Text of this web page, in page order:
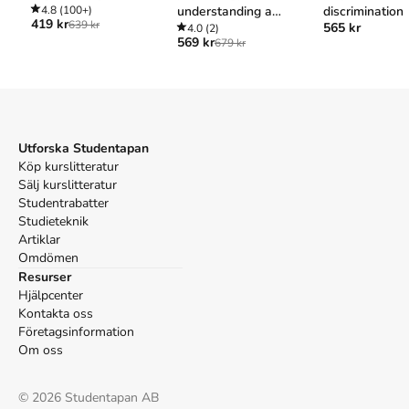
4.8 (100+)
419 kr639 kr
understanding and
addressing social
and practical
4.0 (2)
569 kr679 kr
discrimination
565 kr
Utforska Studentapan
Köp kurslitteratur
Sälj kurslitteratur
Studentrabatter
Studieteknik
Artiklar
Omdömen
Resurser
Hjälpcenter
Kontakta oss
Företagsinformation
Om oss
© 2026 Studentapan AB